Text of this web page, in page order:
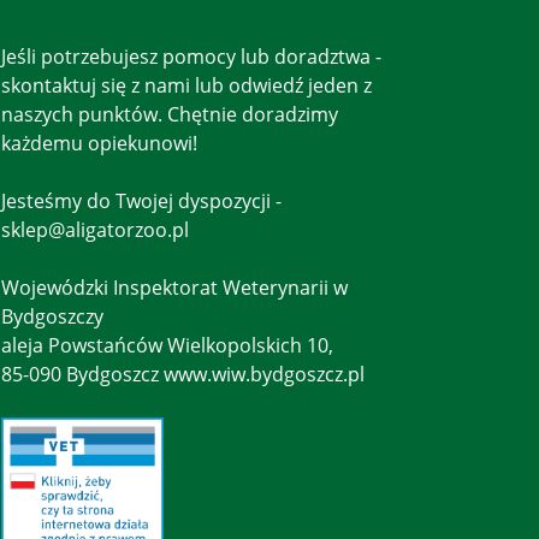
Jeśli potrzebujesz pomocy lub doradztwa -
skontaktuj się z nami lub odwiedź jeden z
naszych punktów. Chętnie doradzimy
każdemu opiekunowi!
Jesteśmy do Twojej dyspozycji -
sklep@aligatorzoo.pl
Wojewódzki Inspektorat Weterynarii w
Bydgoszczy
aleja Powstańców Wielkopolskich 10,
85-090 Bydgoszcz www.wiw.bydgoszcz.pl